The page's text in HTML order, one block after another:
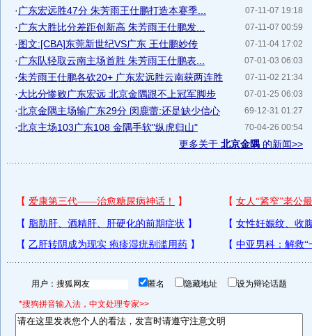
07-11-07 19:18
· 广东宏远胜47分 朱芳雨王仕鹏打造本赛季...
07-11-07 00:59
· 广东大胜比分差距创新高 朱芳雨王仕鹏发...
07-11-04 17:02
·图文:[CBA]东莞新世纪VS广东 王仕鹏妙传
07-01-03 06:03
· 广东队轻取云南主场首胜 朱芳雨王仕鹏表...
07-11-02 21:34
·朱芳雨王仕鹏各砍20+ 广东宏远胜云南获两连胜
07-01-25 06:03
·大比分惨败广东宏远 北京金隅跟不上冠军脚步
69-12-31 01:27
·北京金隅主场输广东29分 闵鹿蕾:还是缺少信心
70-04-26 00:54
·北京主场103广东108 金隅手软"纵虎归山"
更多关于 北京金隅 的新闻>>
用户： 匿名 隐藏地址 设为辩论话题
*搜狗拼音输入法，中文处理专家>>